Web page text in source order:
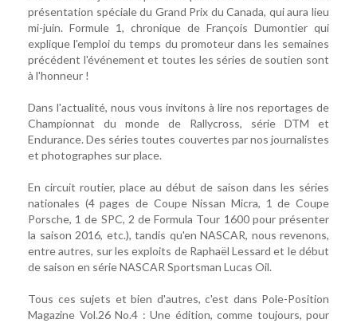
présentation spéciale du Grand Prix du Canada, qui aura lieu
mi-juin. Formule 1, chronique de François Dumontier qui
explique l'emploi du temps du promoteur dans les semaines
précédent l'événement et toutes les séries de soutien sont
à l'honneur !
Dans l'actualité, nous vous invitons à lire nos reportages de
Championnat du monde de Rallycross, série DTM et
Endurance. Des séries toutes couvertes par nos journalistes
et photographes sur place.
En circuit routier, place au début de saison dans les séries
nationales (4 pages de Coupe Nissan Micra, 1 de Coupe
Porsche, 1 de SPC, 2 de Formula Tour 1600 pour présenter
la saison 2016, etc.), tandis qu'en NASCAR, nous revenons,
entre autres, sur les exploits de Raphaël Lessard et le début
de saison en série NASCAR Sportsman Lucas Oil.
Tous ces sujets et bien d'autres, c'est dans Pole-Position
Magazine Vol.26 No.4 : Une édition, comme toujours, pour